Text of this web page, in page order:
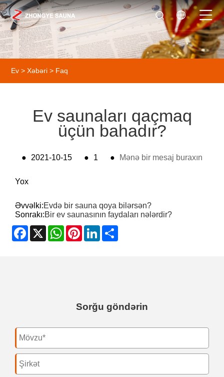
Ev > Xəbəri > Faq
Ev saunaları qaçmaq
üçün bahadır?
● 2021-10-15 ● 1 ● Mənə bir mesaj buraxın
Yox
Əvvəlki:Evdə bir sauna qoya bilərsən?
Sonrakı:Bir ev saunasının faydaları nələrdir?
Facebook
X WhatsApp
PinterestLinkedIn
Sorğu göndərin